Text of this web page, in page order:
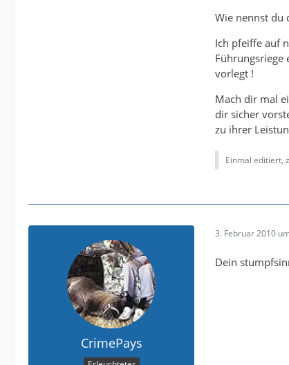
Wie nennst du
Ich pfeiffe auf
vorlegt !
Mach dir mal
dir sicher
zu ihrer
Einmal editiert,
CrimePays
3. Februar 2010
Dein